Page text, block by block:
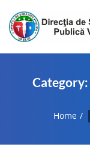
Category:
Home